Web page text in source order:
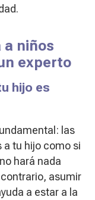
a niños
experto
hijo es
las
tu hijo como si
hará nada
asumir
a estar a la